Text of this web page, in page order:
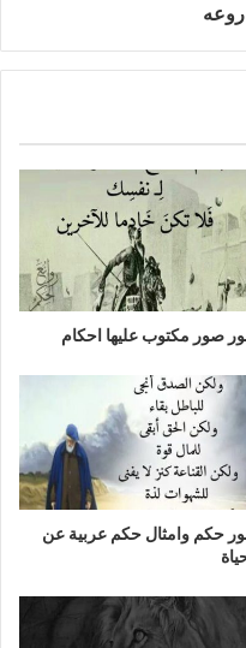
صور مكتوب عليها احكام
حكم وامثال حكم عربية عن